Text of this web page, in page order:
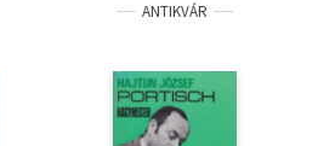
ANTIKVÁR